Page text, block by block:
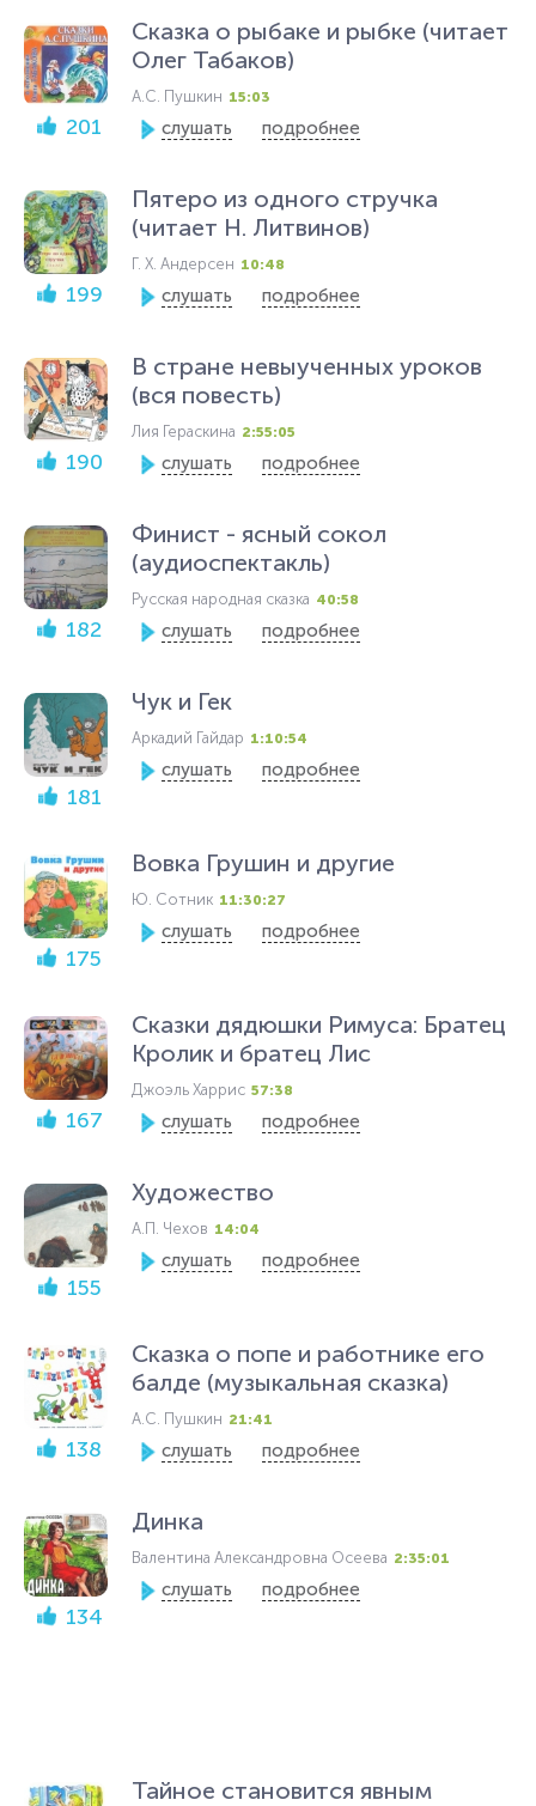
201
Сказка о рыбаке и рыбке (читает
Олег Табаков)
А.С. Пушкин 15:03
слушать подробнее
199
Пятеро из одного стручка
(читает Н. Литвинов)
Г. Х. Андерсен 10:48
слушать подробнее
190
В стране невыученных уроков
(вся повесть)
Лия Гераскина 2:55:05
слушать подробнее
182
Финист - ясный сокол
(аудиоспектакль)
Русская народная сказка 40:58
слушать подробнее
181
Чук и Гек
Аркадий Гайдар 1:10:54
слушать подробнее
175
Вовка Грушин и другие
Ю. Сотник 11:30:27
слушать подробнее
167
Сказки дядюшки Римуса: Братец
Кролик и братец Лис
Джоэль Харрис 57:38
слушать подробнее
155
Художество
А.П. Чехов 14:04
слушать подробнее
138
Сказка о попе и работнике его
балде (музыкальная сказка)
А.С. Пушкин 21:41
слушать подробнее
134
Динка
Валентина Александровна Осеева 2:35:01
слушать подробнее
Тайное становится явным